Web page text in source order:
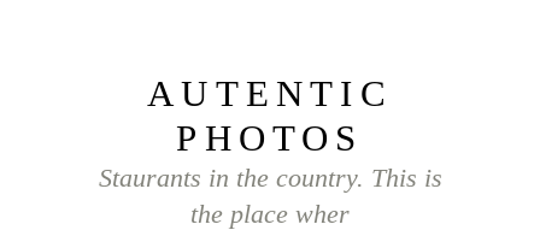
AUTENTIC
PHOTOS
Staurants in the country. This is
the place wher